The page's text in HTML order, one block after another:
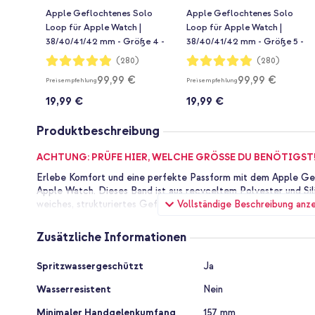
Apple Geflochtenes Solo
Loop für Apple Watch |
38/40/41/42 mm - Größe 4 -
Pride Edition
Bewertung:
98%
(280)
Preisempfehlung99,99 €
19,99 €
Apple Geflochtenes Solo
Loop für Apple Watch |
38/40/41/42 mm - Größe 5 -
Pride Edition
Bewertung:
98%
(280)
Preisempfehlung99,99 €
19,99 €
Produktbeschreibung
Vollständige Beschreibung
ACHTUNG: PRÜFE HIER, WELCHE GRÖSSE DU BENÖTIGST!
Erlebe Komfort und eine perfekte Passform mit dem Apple
Apple Watch. Dieses Band ist aus recyceltem Polyester und
weiches, strukturiertes Gefühl, ohne Schnallen oder
Perfekte Passform
schiebst du das Band einfach über dein Handgelenk, ohne
wird hergestellt, indem 16.000 recycelte Polyesterfäden um
du eine perfekte Passform genießen kannst.
Zusätzliche Informationen
Zusätzliche
Spritzwassergeschützt
Ja
Wasserresistent
Nein